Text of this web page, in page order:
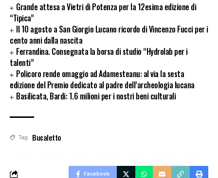
Grande attesa a Vietri di Potenza per la 12esima edizione di
“Tipica”
Il 10 agosto a San Giorgio Lucano ricordo di Vincenzo Fucci per i
cento anni dalla nascita
Ferrandina. Consegnata la borsa di studio “Hydrolab per i
talenti”
Policoro rende omaggio ad Adamesteanu: al via la sesta
edizione del Premio dedicato al padre dell’archeologia lucana
Basilicata, Bardi: 1.6 milioni per i nostri beni culturali
Tag Bucaletto
Facebook